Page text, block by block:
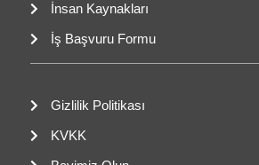
İnsan Kaynakları
İş Başvuru Formu
Gizlilik Politikası
KVKK